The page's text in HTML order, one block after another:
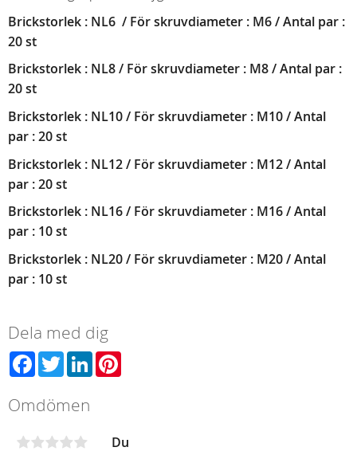
Brickstorlek : NL6 / För skruvdiameter : M6 / Antal par :
20 st
Brickstorlek : NL8 / För skruvdiameter : M8 / Antal par :
20 st
Brickstorlek : NL10 / För skruvdiameter : M10 / Antal
par : 20 st
Brickstorlek : NL12 / För skruvdiameter : M12 / Antal
par : 20 st
Brickstorlek : NL16 / För skruvdiameter : M16 / Antal
par : 10 st
Brickstorlek : NL20 / För skruvdiameter : M20 / Antal
par : 10 st
Dela med dig
Facebook
TwitterLinkedIn
Omdömen
Du